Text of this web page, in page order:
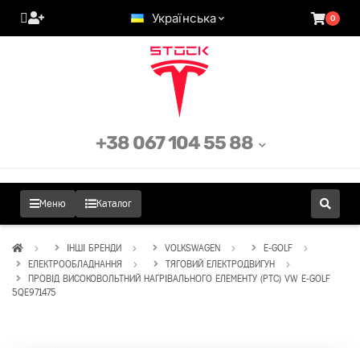
Українська 0
Меню Каталог
+38 067 104 55 88
ІНШІ БРЕНДИ VOLKSWAGEN
E-GOLF
ЕЛЕКТРООБЛАДНАННЯ
ТЯГОВИЙ ЕЛЕКТРОДВИГУН
ПРОВІД ВИСОКОВОЛЬТНИЙ НАГРІВАЛЬНОГО ЕЛЕМЕНТУ (РТС) VW E-GOLF
5QE971475